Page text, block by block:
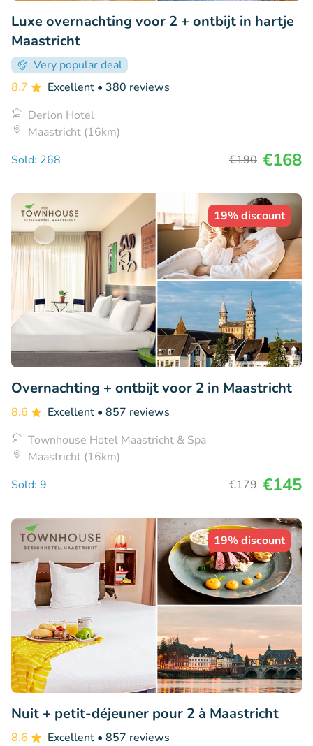
Luxe overnachting voor 2 + ontbijt in hartje
Maastricht
Very popular deal
8.7
Excellent • 380 reviews
Derlon Hotel
Maastricht (16km)
Sold: 268
€190 €168
19% discount
Overnachting + ontbijt voor 2 in Maastricht
8.6 Excellent • 857 reviews
Townhouse Hotel Maastricht & Spa
Maastricht (16km)
Sold: 9
€179 €145
19% discount
Nuit + petit-déjeuner pour 2 à Maastricht
8.6 Excellent • 857 reviews